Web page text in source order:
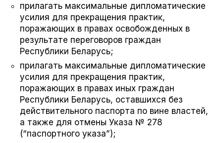
прилагать максимальные дипломатические
усилия для прекращения практик,
поражающих в правах освобожденных в
результате переговоров граждан
Республики Беларусь;
прилагать максимальные дипломатические
усилия для прекращения практик,
поражающих в правах иных граждан
Республики Беларусь, оставшихся без
действительного паспорта по вине властей,
а также для отмены Указа № 278
(“паспортного указа”);